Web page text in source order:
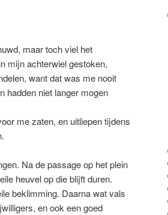
maar toch viel het
mijn achterwiel gestoken,
want dat was me nooit
hadden niet langer mogen
me zaten, en uitliepen tijdens
Na de passage op het plein
heuvel op die blijft duren.
beklimming. Daarna wat vals
en ook een goed